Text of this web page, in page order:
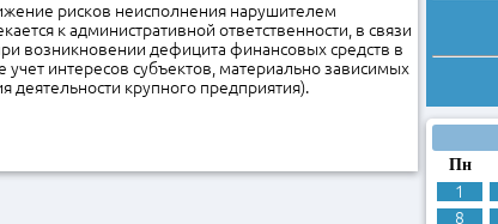
рисков неисполнения нарушителем
к административной ответственности, в связи
возникновении дефицита финансовых средств в
интересов субъектов, материально зависимых
деятельности крупного предприятия).
Пн
1
8